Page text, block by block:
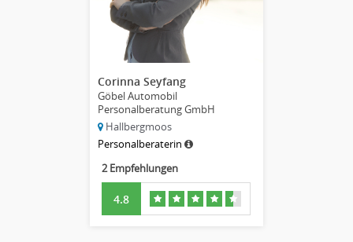
Corinna Seyfang
Göbel Automobil
Personalberatung GmbH
Hallbergmoos
Personalberaterin
2 Empfehlungen
4.8